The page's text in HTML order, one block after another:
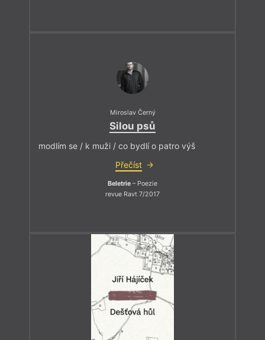
Miroslav Černý
Silou psů
modlím se / k muži / co bydlí o patro výš
Přečíst
Beletrie – Poezie
revue Ravt 7/2017